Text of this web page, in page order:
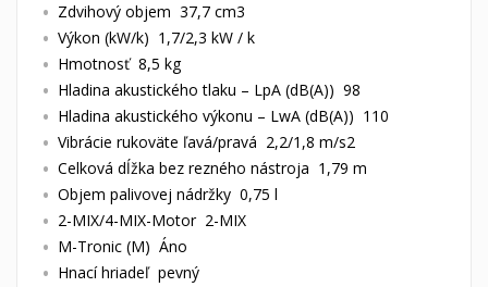
Zdvihový objem 37,7 cm3
Výkon (kW/k) 1,7/2,3 kW / k
Hmotnosť 8,5 kg
Hladina akustického tlaku – LpA (dB(A)) 98
Hladina akustického výkonu – LwA (dB(A)) 110
Vibrácie rukoväte ľavá/pravá 2,2/1,8 m/s2
Celková dĺžka bez rezného nástroja 1,79 m
Objem palivovej nádržky 0,75 l
2-MIX/4-MIX-Motor 2-MIX
M-Tronic (M) Áno
Hnací hriadeľ pevný